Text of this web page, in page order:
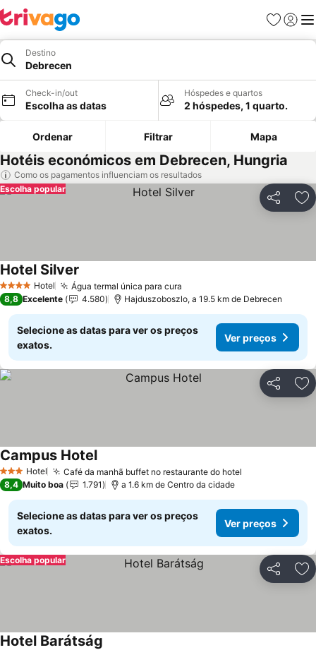
Favoritos
Iniciar
Destino
Debrecen
Check-in/out
Escolha as datas
Hóspedes e quartos
2 hóspedes, 1 quarto.
Ordenar Filtrar Mapa
Hotéis económicos em Debrecen, Hungria
Como os pagamentos influenciam os resultados
Partilhar
Escolha popular
4 EstrelasHotel Água termal única para cura
Hotel Silver
8,8 Excelente 4.580 Hajduszoboszlo, a 19.5 km de Debrecen
Selecione as datas para ver os preços
exatos.
Ver preços
Partilhar
3 EstrelasHotel Café da manhã buffet no restaurante do hotel
Campus HotelVer preços
8,4 Muito boa 1.791 a 1.6 km de Centro da cidade
Selecione as datas para ver os preços
exatos.
Ver preços
Partilhar
Escolha popular
Hotel Barátság